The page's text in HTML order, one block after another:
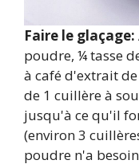
Faire le glaçage:
poudre, ¼ tasse
à café d'extrait
de 1 cuillère à
jusqu'à ce qu'il
(environ 3
poudre n'a